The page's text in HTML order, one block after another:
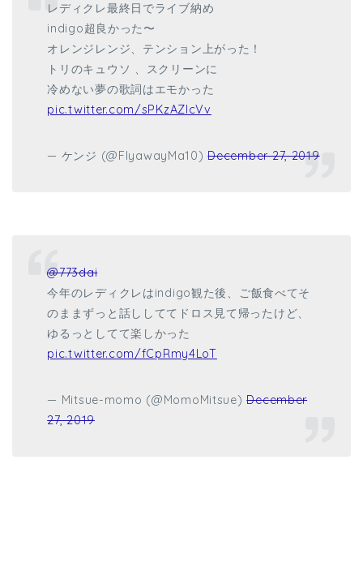
レディクレ最終日でライブ納め
indigo超良かった〜
オレンジレンジ、テンション上がった！
トリのキュウソ 、スクリーンに
冷めない夢の歌詞はエモかった
pic.twitter.com/sPKzAZlcVv
— ケンジ (@FlyawayMa10)December 27, 2019
@773dai
今年のレディクレはindigo観た後、ご飯食べてそ
のままずっと話ししててドロス見て帰ったけど、
ゆるっとしてて楽しかった
pic.twitter.com/fCpRmy4LoT
— Mitsue-momo (@MomoMitsue)December
27, 2019